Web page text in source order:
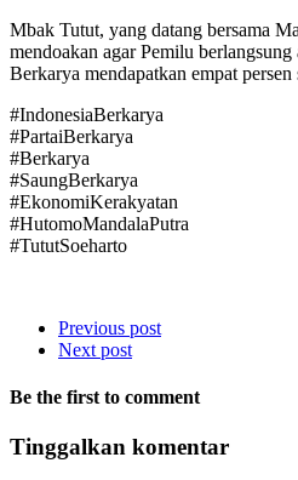
Mbak Tutut, yang datang bersama
mendoakan agar Pemilu berlangsung
Berkarya mendapatkan empat persen
#IndonesiaBerkarya
#PartaiBerkarya
#Berkarya
#SaungBerkarya
#EkonomiKerakyatan
#HutomoMandalaPutra
#TututSoeharto
Previous post
Next post
Be the first to comment
Tinggalkan komentar